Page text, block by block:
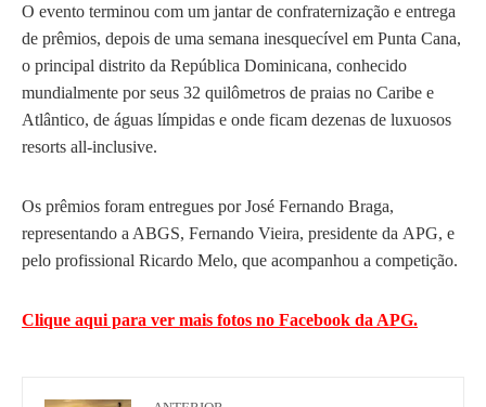
O evento terminou com um jantar de confraternização e entrega
de prêmios, depois de uma semana inesquecível em Punta Cana,
o principal distrito da República Dominicana, conhecido
mundialmente por seus 32 quilômetros de praias no Caribe e
Atlântico, de águas límpidas e onde ficam dezenas de luxuosos
resorts all-inclusive.
Os prêmios foram entregues por José Fernando Braga,
representando a ABGS, Fernando Vieira, presidente da APG, e
pelo profissional Ricardo Melo, que acompanhou a competição.
Clique aqui para ver mais fotos no Facebook da APG.